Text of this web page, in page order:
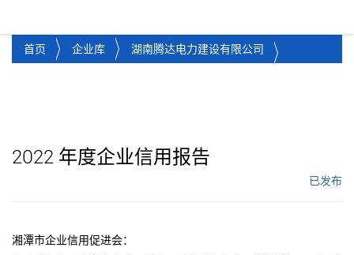
首页 企业库 湖南腾达电力建设有限公司
2022 年度企业信用报告
已发布
湘潭市企业信用促进会：